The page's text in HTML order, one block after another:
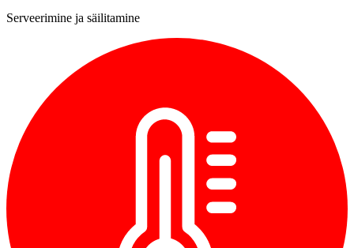
Serveerimine ja säilitamine